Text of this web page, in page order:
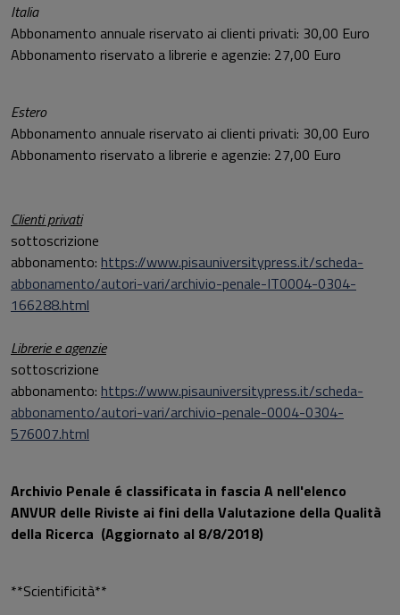
Italia
Abbonamento annuale riservato ai clienti privati: 30,00 Euro
Abbonamento riservato a librerie e agenzie: 27,00 Euro
Estero
Abbonamento annuale riservato ai clienti privati: 30,00 Euro
Abbonamento riservato a librerie e agenzie: 27,00 Euro
Clienti privati
sottoscrizione
abbonamento: https://www.pisauniversitypress.it/scheda-
abbonamento/autori-vari/archivio-penale-IT0004-0304-
166288.html
Librerie e agenzie
sottoscrizione
abbonamento: https://www.pisauniversitypress.it/scheda-
abbonamento/autori-vari/archivio-penale-0004-0304-
576007.html
Archivio Penale é classificata in fascia A nell'elenco
ANVUR delle Riviste ai fini della Valutazione della Qualità
della Ricerca (Aggiornato al 8/8/2018)
**Scientificità**